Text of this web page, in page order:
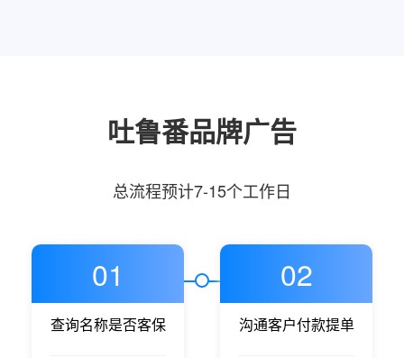
吐鲁番品牌广告
总流程预计7-15个工作日
01
查询名称是否客保
02
沟通客户付款提单